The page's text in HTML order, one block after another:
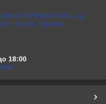
ПЕРЕДОПЛАТА, від
Харків, Україна
18:00